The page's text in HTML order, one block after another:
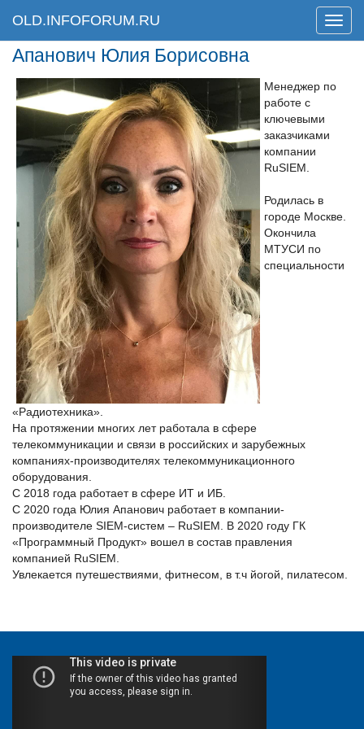
Меню
OLD.INFOFORUM.RU
Апанович Юлия Борисовна
Менеджер по
работе с
ключевыми
заказчиками
компании
RuSIEM.
Родилась в
городе Москве.
Окончила
МТУСИ по
специальности
«Радиотехника».
На протяжении многих лет работала в сфере
телекоммуникации и связи в российских и зарубежных
компаниях-производителях телекоммуникационного
оборудования.
С 2018 года работает в сфере ИТ и ИБ.
С 2020 года Юлия Апанович работает в компании-
производителе SIEM-систем – RuSIEM. В 2020 году ГК
«Программный Продукт» вошел в состав правления
компанией RuSIEM.
Увлекается путешествиями, фитнесом, в т.ч йогой, пилатесом.